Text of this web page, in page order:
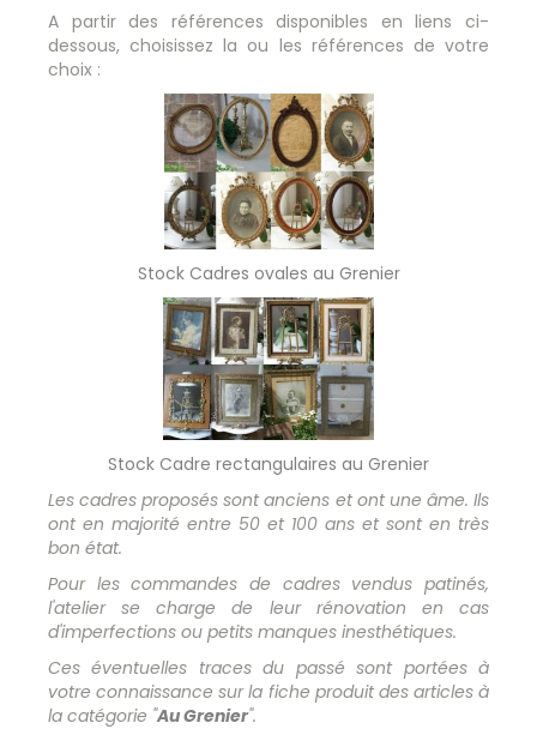
A partir des références disponibles en liens ci-
dessous, choisissez la ou les références de votre
choix :
Stock Cadres ovales au Grenier
Stock Cadre rectangulaires au Grenier
Les cadres proposés sont anciens et ont une âme. Ils
ont en majorité entre 50 et 100 ans et sont en très
bon état.
Pour les commandes de cadres vendus patinés,
l'atelier se charge de leur rénovation en cas
d'imperfections ou petits manques inesthétiques.
Ces éventuelles traces du passé sont portées à
votre connaissance sur la fiche produit des articles à
la catégorie "Au Grenier".